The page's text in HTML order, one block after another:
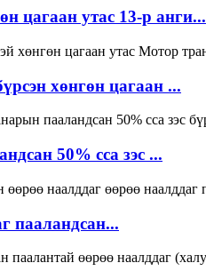
цагаан утас 13-р анги...
хөнгөн цагаан ...
50% cca зэс ...
пааландсан...